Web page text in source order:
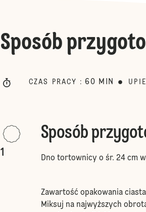
Sposób
CZAS PRACY : 60 MIN
1
Sposób
Dno tortownicy o śr. 24 cm
Zawartość opakowania
Miksuj na najwyższych